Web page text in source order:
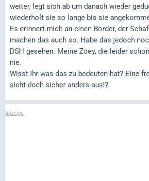
weiter, legt sich ab um danach wieder
wiederholt sie so lange bis sie
Es erinnert mich an einen Border, der
machen das auch so. Habe das jedoch
DSH gesehen. Meine Zoey, die leider
nie.
Wisst ihr was das zu bedeuten hat? Eine
sieht doch sicher anders aus!?